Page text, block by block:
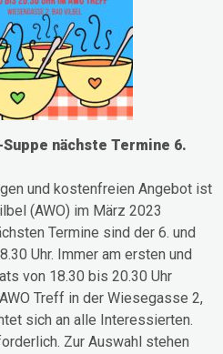
nächste Termine 6.
und kostenfreien Angebot ist
(AWO) im März 2023
Termine sind der 6. und
Uhr. Immer am ersten und
von 18.30 bis 20.30 Uhr
Treff in der Wiesegasse 2,
sich an alle Interessierten.
Zur Auswahl stehen